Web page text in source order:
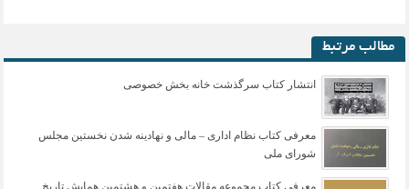
مطالب مرتبط
انتشار کتاب سرگذشت خانه بخش خصوصی
معرفی کتاب نظام اداری – مالی و نهادینه شدن نخستین مجلس
شورای ملی
معرفی کتاب مجموعه مقالات هفتمین و هشتمین همایش تاریخ